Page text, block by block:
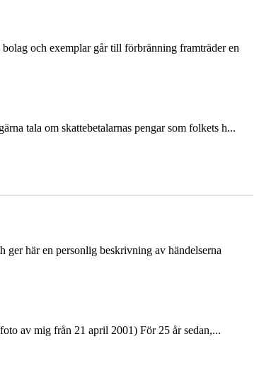
och exemplar går till förbränning framträder en
tala om skattebetalarnas pengar som folkets h...
ger här en personlig beskrivning av händelserna
av mig från 21 april 2001) För 25 år sedan,...